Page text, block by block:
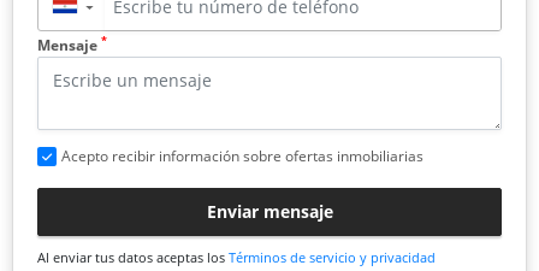
▼
Mensaje *
Acepto recibir información sobre ofertas inmobiliarias
Enviar mensaje
Al enviar tus datos aceptas los Términos de servicio y privacidad